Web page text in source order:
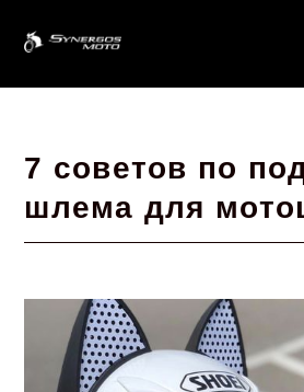
7 советов по
шлема для